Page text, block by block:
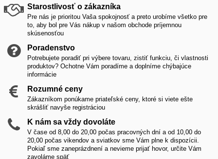
Starostlivosť o zákazníka
Pre nás je prioritou Vaša spokojnosť a preto urobíme všetko pre
to, aby bol pre Vás nákup v našom obchode príjemnou
skúsenosťou
Poradenstvo
Potrebujete poradiť pri výbere tovaru, zistiť funkciu, či vlastnosti
produktov? Ochotne Vám poradíme a doplníme chýbajúce
informácie
Rozumné ceny
Zákazníkom ponúkame priateľské ceny, ktoré si viete ešte
skrášliť navyše registráciou
K nám sa vždy dovoláte
V čase od 8,00 do 20,00 počas pracovných dní a od 10,00 do
20,00 počas vikendov a sviatkov sme Vám plne k dispozícii.
Pokiaľ sme zaneprázdnení a nevieme prijať hovor, určite Vám
zavoláme späť